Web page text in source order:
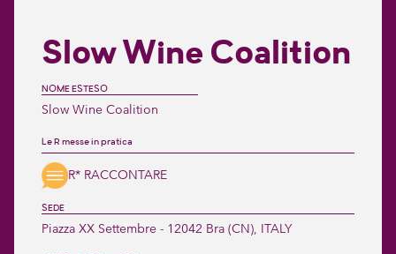
Slow Wine Coalition
NOME ESTESO
Slow Wine Coalition
Le R messe in pratica
R* RACCONTARE
SEDE
Piazza XX Settembre - 12042 Bra (CN), ITALY